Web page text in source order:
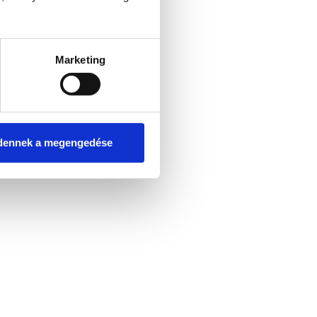
Marketing
a megengedése